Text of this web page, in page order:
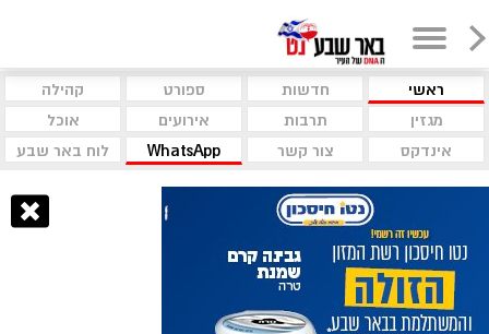
ראשי חדשות ספורט
קהילה
מגזין
תרבות אירועים
אוכל
אינדקס
צור קשר WhatsApp לוח באר שבע